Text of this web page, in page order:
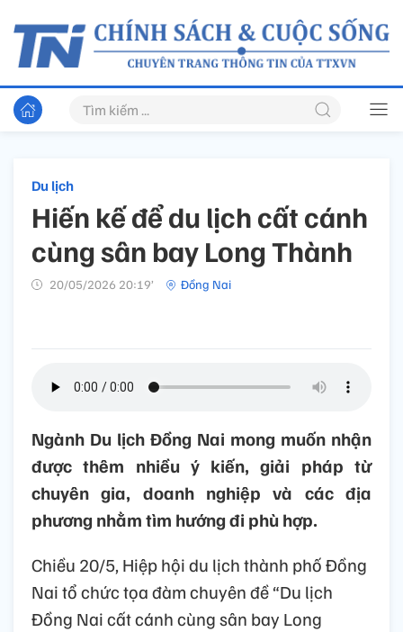
Du lịch
Hiến kế để du lịch cất cánh
cùng sân bay Long Thành
20/05/2026 20:19’ Đồng Nai
Ngành Du lịch Đồng Nai mong muốn nhận
được thêm nhiều ý kiến, giải pháp từ
chuyên gia, doanh nghiệp và các địa
phương nhằm tìm hướng đi phù hợp.
Chiều 20/5, Hiệp hội du lịch thành phố Đồng
Nai tổ chức tọa đàm chuyên đề “Du lịch
Đồng Nai cất cánh cùng sân bay Long